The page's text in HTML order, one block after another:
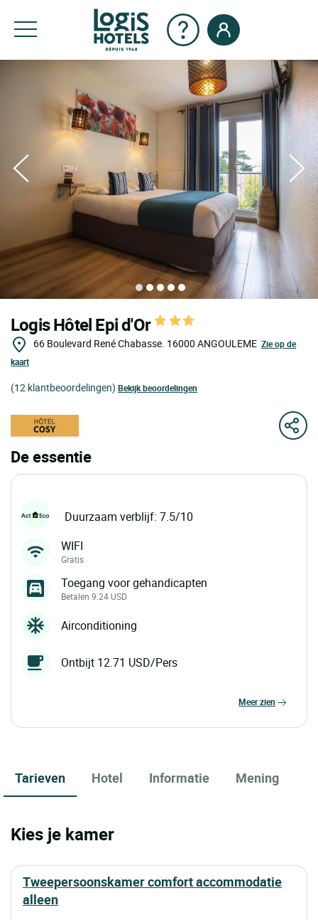
Logis Hôtel Epi d'Or
66 Boulevard René Chabasse. 16000 ANGOULEME Zie op de
kaart
(12 klantbeoordelingen) Bekijk beoordelingen
De essentie
Duurzaam verblijf: 7.5/10
WIFI
Gratis
Toegang voor gehandicapten
Betalen 9.24 USD
Airconditioning
Ontbijt 12.71 USD/Pers
meer zien
Tarieven Hotel Informatie Mening
Kies je kamer
tweepersoonskamer comfort accommodatie
alleen